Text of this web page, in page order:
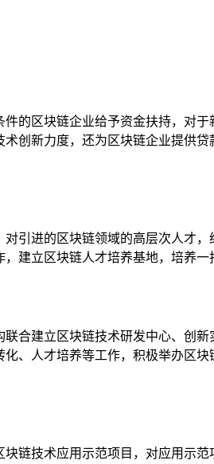
的区块链企业给予资金扶持，对
创新力度，还为区块链企业提供
引进的区块链领域的高层次人才
建立区块链人才培养基地，培养一
合建立区块链技术研发中心、创
、人才培养等工作，积极举办区
链技术应用示范项目，对应用示